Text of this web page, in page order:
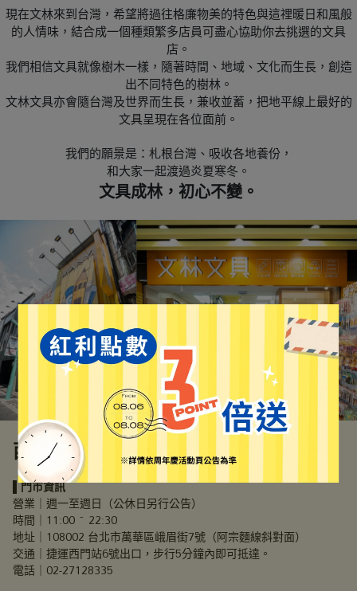
現在文林來到台灣，希望將過往格廉物美的特色與這𥚃暖日和風般
的人情味，結合成一個種類繁多店員可盡心協助你去挑選的文具
店。
我們相信文具就像樹木一樣，隨著時間、地域、文化而生長，創造
出不同特色的樹林。
文林文具亦會隨台灣及世界而生長，兼收並蓄，把地平線上最好的
文具呈現在各位面前。
我們的願景是：札根台灣、吸收各地養份，
和大家一起渡過炎夏寒冬。
文具成林，初心不變。
西門店
▌門市資訊
營業｜週一至週日（公休日另行公告）
時間｜11:00 ~ 22:30
地址｜108002 台北市萬華區峨眉街7號（阿宗麵線斜對面）
交通｜捷運西門站6號出口，步行5分鐘內即可抵達。
電話｜02-27128335